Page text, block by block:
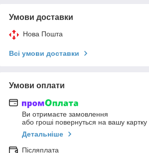
Умови доставки
Нова Пошта
Всі умови доставки
Умови оплати
Ви отримаєте замовлення
або гроші повернуться на вашу картку
Детальніше
Післяплата